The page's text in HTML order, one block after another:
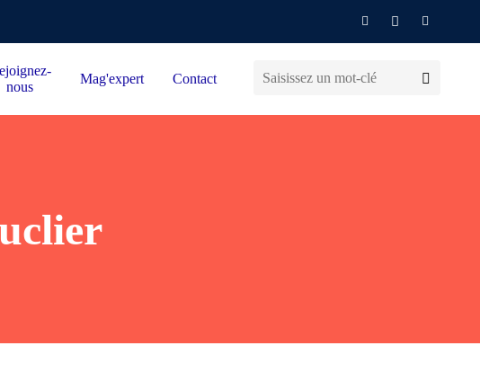
nous
Mag'expert Contact